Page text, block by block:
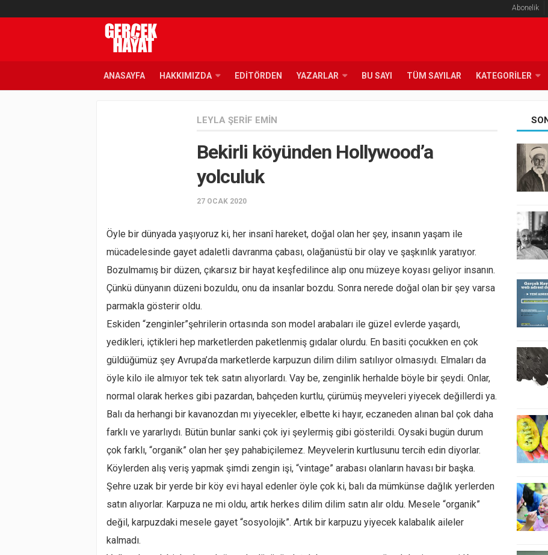
Abonelik
ANASAYFA HAKKIMIZDA EDITÖRDEN YAZARLAR BU SAYI TÜM SAYILAR KATEGORILER
LEYLA ŞERIF EMIN
Bekirli köyünden Hollywood’a
yolculuk
27 OCAK 2020
Öyle bir dünyada yaşıyoruz ki, her insanî hareket, doğal olan her şey, insanın yaşam ile
mücadelesinde gayet adaletli davranma çabası, olağanüstü bir olay ve şaşkınlık yaratıyor.
Bozulmamış bir düzen, çıkarsız bir hayat keşfedilince alıp onu müzeye koyası geliyor insanın.
Çünkü dünyanın düzeni bozuldu, onu da insanlar bozdu. Sonra nerede doğal olan bir şey varsa
parmakla gösterir oldu.
Eskiden “zenginler”şehrilerin ortasında son model arabaları ile güzel evlerde yaşardı,
yedikleri, içtikleri hep marketlerden paketlenmiş gıdalar olurdu. En basiti çocukken en çok
güldüğümüz şey Avrupa’da marketlerde karpuzun dilim dilim satılıyor olmasıydı. Elmaları da
öyle kilo ile almıyor tek tek satın alıyorlardı. Vay be, zenginlik herhalde böyle bir şeydi. Onlar,
normal olarak herkes gibi pazardan, bahçeden kurtlu, çürümüş meyveleri yiyecek değillerdi ya.
Balı da herhangi bir kavanozdan mı yiyecekler, elbette ki hayır, eczaneden alınan bal çok daha
farklı ve yararlıydı. Bütün bunlar sanki çok iyi şeylermiş gibi gösterildi. Oysaki bugün durum
çok farklı, “organik” olan her şey pahabiçilemez. Meyvelerin kurtlusunu tercih edin diyorlar.
Köylerden alış veriş yapmak şimdi zengin işi, “vintage” arabası olanların havası bir başka.
Şehre uzak bir yerde bir köy evi hayal edenler öyle çok ki, balı da mümkünse dağlık yerlerden
satın alıyorlar. Karpuza ne mi oldu, artık herkes dilim dilim satın alır oldu. Mesele “organik”
değil, karpuzdaki mesele gayet “sosyolojik”. Artık bir karpuzu yiyecek kalabalık aileler
kalmadı.